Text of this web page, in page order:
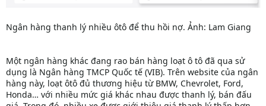
Ngân hàng thanh lý nhiều ôtô để thu hồi nợ. Ảnh: Lam Giang
Một ngân hàng khác đang rao bán hàng loạt ô tô đã qua sử
dụng là Ngân hàng TMCP Quốc tế (VIB). Trên website của ngân
hàng này, loạt ôtô đủ thương hiệu từ BMW, Chevrolet, Ford,
Honda… với nhiều mức giá khác nhau được thanh lý, bán đấu